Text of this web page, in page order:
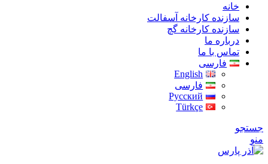
خانه
سازنده کارخانه آسفالت
سازنده کارخانه گچ
درباره ما
تماس با ما
فارسی
English
فارسی
Русский
Türkçe
جستجو
منو